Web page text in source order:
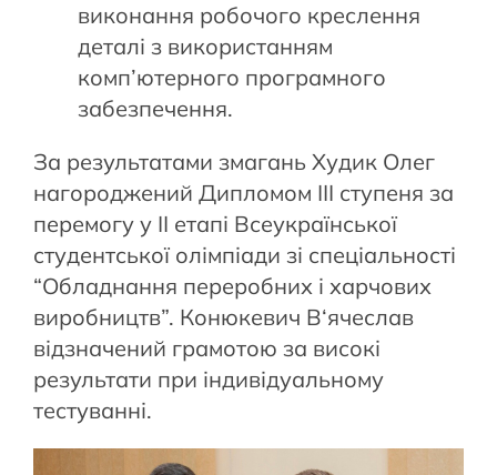
виконання робочого креслення
деталі з використанням
комп’ютерного програмного
забезпечення.
За результатами змагань Худик Олег
нагороджений Дипломом ІІІ ступеня за
перемогу у ІІ етапі Всеукраїнської
студентської олімпіади зі спеціальності
“Обладнання переробних і харчових
виробництв”. Конюкевич В‘ячеслав
відзначений грамотою за високі
результати при індивідуальному
тестуванні.